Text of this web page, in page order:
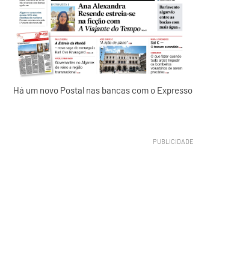
Há um novo Postal nas bancas com o Expresso